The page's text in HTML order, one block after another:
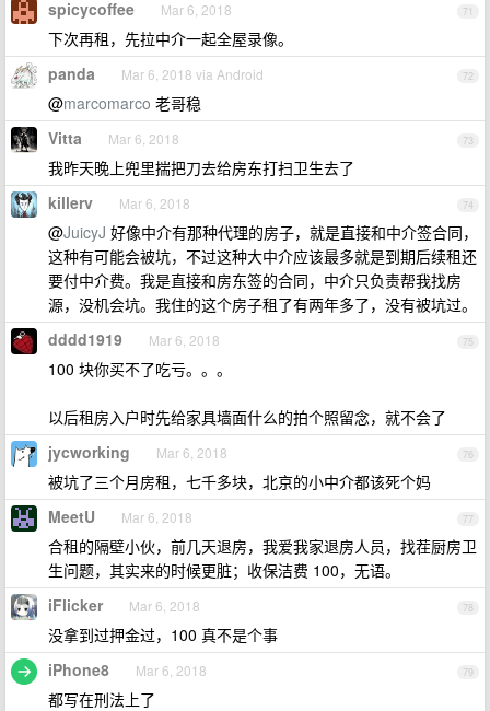
71
spicycoffee Mar 6, 2018
下次再租，先拉中介一起全屋录像。
72
panda Mar 6, 2018 via Android
@marcomarco 老哥稳
73
Vitta Mar 6, 2018
我昨天晚上兜里揣把刀去给房东打扫卫生去了
74
killerv Mar 6, 2018
@JuicyJ 好像中介有那种代理的房子，就是直接和中介签合同，
这种有可能会被坑，不过这种大中介应该最多就是到期后续租还
要付中介费。我是直接和房东签的合同，中介只负责帮我找房
源，没机会坑。我住的这个房子租了有两年多了，没有被坑过。
75
dddd1919 Mar 6, 2018
100 块你买不了吃亏。。。
以后租房入户时先给家具墙面什么的拍个照留念，就不会了
76
jycworking Mar 6, 2018
被坑了三个月房租，七千多块，北京的小中介都该死个妈
77
MeetU Mar 6, 2018
合租的隔壁小伙，前几天退房，我爱我家退房人员，找茬厨房卫
生问题，其实来的时候更脏；收保洁费 100，无语。
78
iFlicker Mar 6, 2018
没拿到过押金过，100 真不是个事
79
iPhone8 Mar 6, 2018
都写在刑法上了